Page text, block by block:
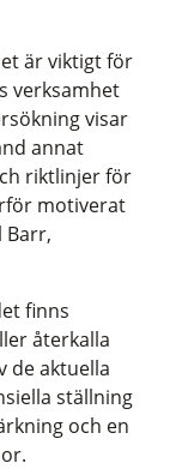
är viktigt för
verksamhet
visar
annat
riktlinjer för
motiverat
Barr,
finns
återkalla
de aktuella
ställning
och en